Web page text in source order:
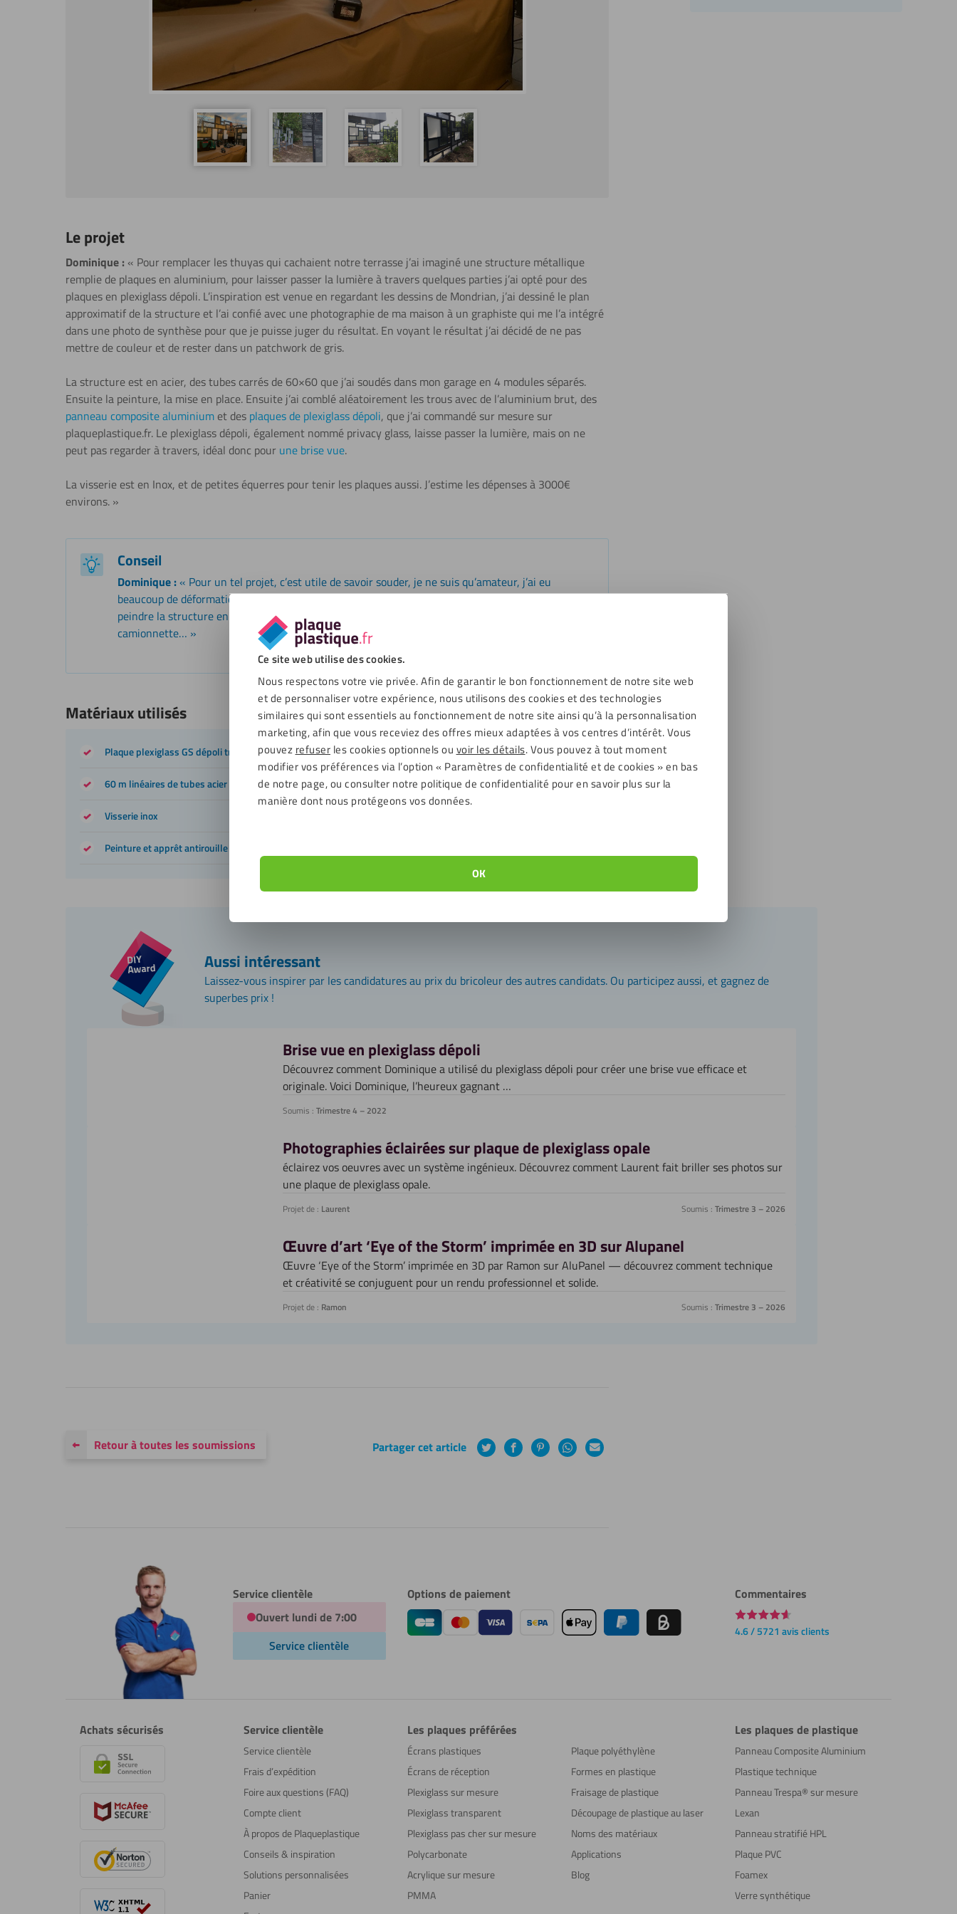
Ce site web utilise des cookies.
Nous respectons votre vie privée. Afin de garantir le bon fonctionnement de notre site web
et de personnaliser votre expérience, nous utilisons des cookies et des technologies
similaires qui sont essentiels au fonctionnement de notre site ainsi qu’à la personnalisation
marketing, afin que vous receviez des offres mieux adaptées à vos centres d’intérêt. Vous
pouvez refuser les cookies optionnels ou voir les détails. Vous pouvez à tout moment
modifier vos préférences via l’option « Paramètres de confidentialité et de cookies » en bas
de notre page, ou consulter notre politique de confidentialité pour en savoir plus sur la
manière dont nous protégeons vos données.
OK
Le projet
Dominique : « Pour remplacer les thuyas qui cachaient notre terrasse j’ai imaginé une structure métallique
remplie de plaques en aluminium, pour laisser passer la lumière à travers quelques parties j’ai opté pour des
plaques en plexiglass dépoli. L’inspiration est venue en regardant les dessins de Mondrian, j’ai dessiné le plan
approximatif de la structure et l’ai confié avec une photographie de ma maison à un graphiste qui me l’a intégré
dans une photo de synthèse pour que je puisse juger du résultat. En voyant le résultat j’ai décidé de ne pas
mettre de couleur et de rester dans un patchwork de gris.
La structure est en acier, des tubes carrés de 60×60 que j’ai soudés dans mon garage en 4 modules séparés.
Ensuite la peinture, la mise en place. Ensuite j’ai comblé aléatoirement les trous avec de l’aluminium brut, des
panneau composite aluminium et des plaques de plexiglass dépoli, que j’ai commandé sur mesure sur
plaqueplastique.fr. Le plexiglass dépoli, également nommé privacy glass, laisse passer la lumière, mais on ne
peut pas regarder à travers, idéal donc pour une brise vue.
La visserie est en Inox, et de petites équerres pour tenir les plaques aussi. J’estime les dépenses à 3000€
environs. »
Conseil
Dominique :« Pour un tel projet, c’est utile de savoir souder, je ne suis qu’amateur, j’ai eu
beaucoup de déformations lors de la création. Contrairement à moi, je conseille d’aller faire
peindre la structure en thermolaquage, mes modules étaient trop grands pour rentrer dans une
camionnette… »
Matériaux utilisés
Plaque plexiglass GS dépoli translucide 4mm Panneau composite aluminium
60 m linéaires de tubes acier 200 cornières inox
Visserie inox
Peinture et apprêt antirouille
Aussi intéressant
Laissez-vous inspirer par les candidatures au prix du bricoleur des autres candidats. Ou participez aussi, et gagnez de
superbes prix !
Brise vue en plexiglass dépoli
Découvrez comment Dominique a utilisé du plexiglass dépoli pour créer une brise vue efficace et
originale. Voici Dominique, l’heureux gagnant …
Soumis : Trimestre 4 – 2022
Photographies éclairées sur plaque de plexiglass opale
éclairez vos oeuvres avec un système ingénieux. Découvrez comment Laurent fait briller ses photos sur
une plaque de plexiglass opale.
Projet de : Laurent Soumis : Trimestre 3 – 2026
Œuvre d’art ‘Eye of the Storm’ imprimée en 3D sur Alupanel
Œuvre ‘Eye of the Storm’ imprimée en 3D par Ramon sur AluPanel — découvrez comment technique
et créativité se conjuguent pour un rendu professionnel et solide.
Projet de : Ramon Soumis : Trimestre 3 – 2026
Retour à toutes les soumissions Partager cet article TwitterFacebookPinterestWhatsAppCourrier
Service clientèle
Ouvert lundi de 7:00
Service clientèle
Options de paiement Commentaires
4.6 / 5721 avis clients
Achats sécurisés Service clientèle
Service clientèle
Frais d’expédition
Foire aux questions (FAQ)
Compte client
À propos de Plaqueplastique
Conseils & inspiration
Solutions personnalisées
Panier
Les plaques préférées
Écrans plastiques
Écrans de réception
Plexiglass sur mesure
Plexiglass transparent
Plexiglass pas cher sur mesure
Polycarbonate
Acrylique sur mesure
PMMA
Plaque polyéthylène
Formes en plastique
Fraisage de plastique
Découpage de plastique au laser
Noms des matériaux
Applications
Blog
Les plaques de plastique
Panneau Composite Aluminium
Plastique technique
Panneau Trespa® sur mesure
Lexan
Panneau stratifié HPL
Plaque PVC
Foamex
Verre synthétique